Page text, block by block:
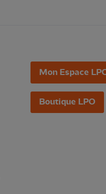
Mon Espace
Boutique LPO